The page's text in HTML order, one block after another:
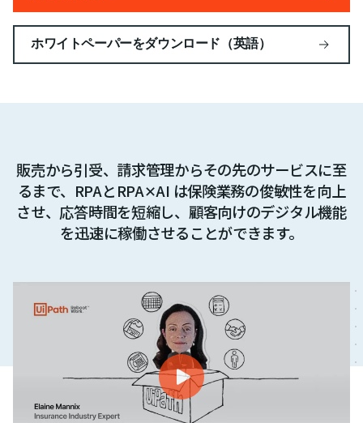
ホワイトペーパーをダウンロード（英語）
販売から引受、請求管理からその先のサービスに至
るまで、RPAとRPA✕AI は保険業務の俊敏性を向上
させ、応答時間を短縮し、顧客向けのデジタル機能
を迅速に稼働させることができます。